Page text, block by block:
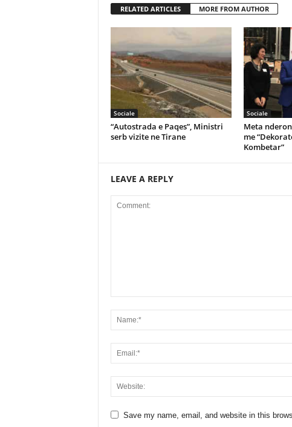
RELATED ARTICLES MORE FROM AUTHOR
Sociale
“Autostrada e Paqes”, Ministri
serb vizite ne Tirane
Sociale
Meta
me
Kombetar”
LEAVE A REPLY
Save my name, email, and website in this